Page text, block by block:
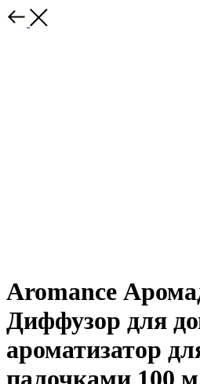
Aromance
Диффузор для
ароматизатор